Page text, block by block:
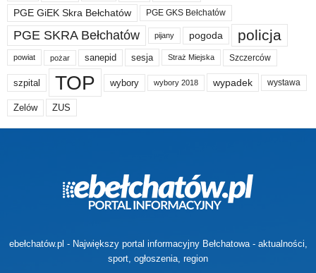
PGE GiEK Skra Bełchatów PGE GKS Bełchatów
PGE SKRA Bełchatów pijany pogoda policja
powiat pożar sanepid sesja Straż Miejska Szczerców
szpital TOP wybory wybory 2018 wypadek wystawa
Zelów ZUS
ebełchatów.pl - Największy portal informacyjny Bełchatowa - aktualności,
sport, ogłoszenia, region